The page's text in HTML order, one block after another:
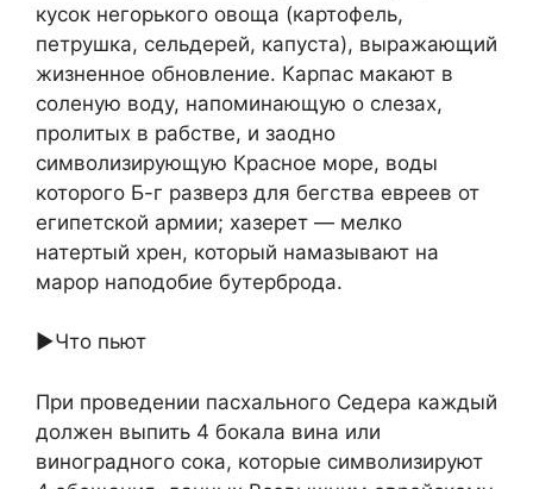
кусок негорького овоща (картофель,
петрушка, сельдерей, капуста), выражающий
жизненное обновление. Карпас макают в
соленую воду, напоминающую о слeзах,
пролитых в рабстве, и заодно
символизирующую Красное море, воды
которого Б-г разверз для бегства евреев от
египетской армии; хазерет — мелко
натертый хрен, который намазывают на
марор наподобие бутерброда.
►Что пьют
При проведении пасхального Седера каждый
должен выпить 4 бокала вина или
виноградного сока, которые символизируют